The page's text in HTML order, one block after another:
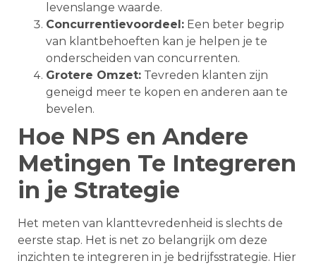
levenslange waarde.
Concurrentievoordeel: Een beter begrip
van klantbehoeften kan je helpen je te
onderscheiden van concurrenten.
Grotere Omzet: Tevreden klanten zijn
geneigd meer te kopen en anderen aan te
bevelen.
Hoe NPS en Andere
Metingen Te Integreren
in je Strategie
Het meten van klanttevredenheid is slechts de
eerste stap. Het is net zo belangrijk om deze
inzichten te integreren in je bedrijfsstrategie. Hier